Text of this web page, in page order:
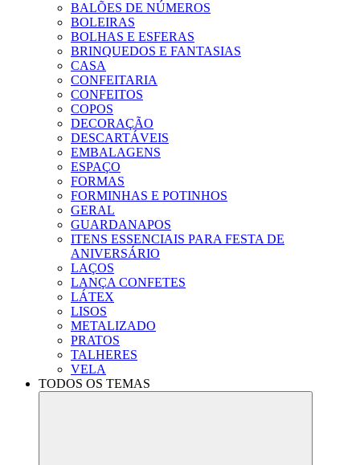
BALÕES DE NÚMEROS
BOLEIRAS
BOLHAS E ESFERAS
BRINQUEDOS E FANTASIAS
CASA
CONFEITARIA
CONFEITOS
COPOS
DECORAÇÃO
DESCARTÁVEIS
EMBALAGENS
ESPAÇO
FORMAS
FORMINHAS E POTINHOS
GERAL
GUARDANAPOS
ITENS ESSENCIAIS PARA FESTA DE
ANIVERSÁRIO
LAÇOS
LANÇA CONFETES
LÁTEX
LISOS
METALIZADO
PRATOS
TALHERES
VELA
TODOS OS TEMAS